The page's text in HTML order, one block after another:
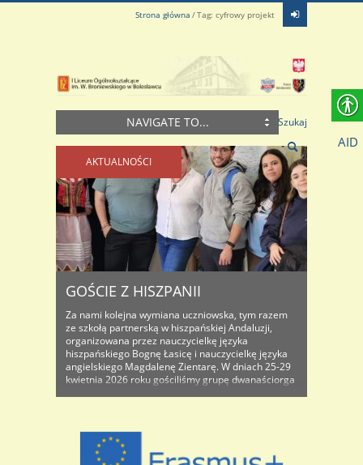
Strona główna Tag: cyfrowy projekt
NAVIGATE TO... Szukaj
AKTUALNOŚCI
GOŚCIE Z HISZPANII
Za nami kolejna wymiana uczniowska, tym razem
ze szkołą partnerską w hiszpańskiej Andaluzji,
organizowana przez nauczycielkę języka
hiszpańskiego Bognę Łasicę i nauczycielkę języka
angielskiego Magdalenę Zientarę. W dniach 25-29
kwietnia 2026 roku gościliśmy grupę dwanaściorga
AID